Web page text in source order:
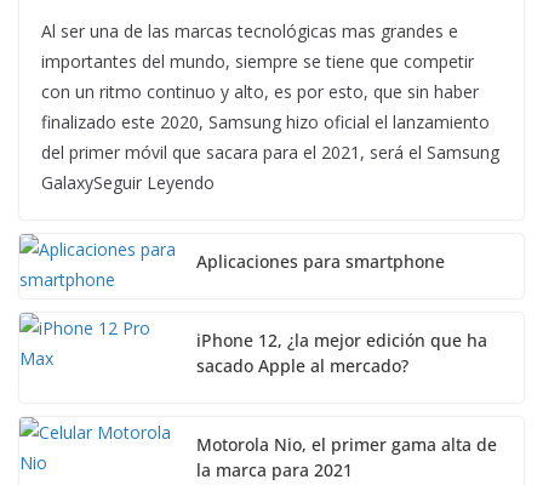
Al ser una de las marcas tecnológicas mas grandes e
importantes del mundo, siempre se tiene que competir
con un ritmo continuo y alto, es por esto, que sin haber
finalizado este 2020, Samsung hizo oficial el lanzamiento
del primer móvil que sacara para el 2021, será el Samsung
GalaxySeguir Leyendo
Aplicaciones para smartphone
iPhone 12, ¿la mejor edición que ha
sacado Apple al mercado?
Motorola Nio, el primer gama alta de
la marca para 2021